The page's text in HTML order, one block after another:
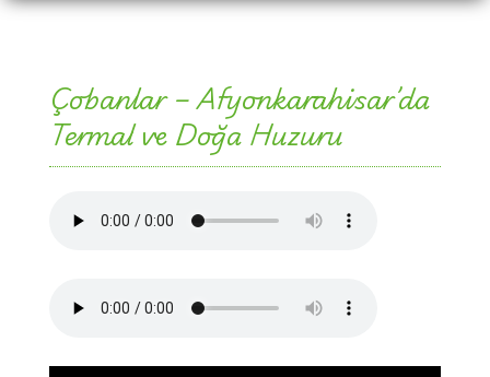
Çobanlar – Afyonkarahisar’da
Termal ve Doğa Huzuru